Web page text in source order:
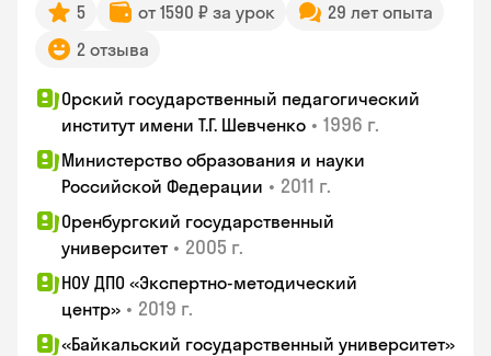
5 от 1590 ₽ за урок
29 лет опыта
2 отзыва
Орский государственный педагогический
институт имени Т.Г. Шевченко • 1996 г.
Министерство образования и науки
Российской Федерации • 2011 г.
Оренбургский государственный
университет • 2005 г.
НОУ ДПО «Экспертно-методический
центр» • 2019 г.
«Байкальский государственный университет»